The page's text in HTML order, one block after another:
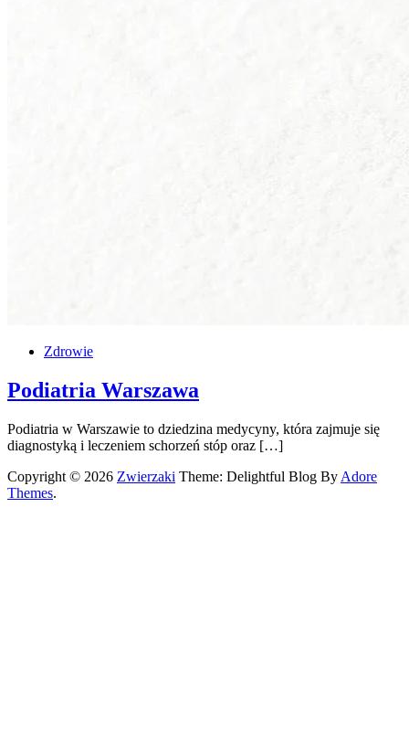
Zdrowie
Podiatria Warszawa
Podiatria w Warszawie to dziedzina medycyny, która zajmuje się
diagnostyką i leczeniem schorzeń stóp oraz […]
Copyright © 2026 Zwierzaki Theme: Delightful Blog By Adore
Themes.